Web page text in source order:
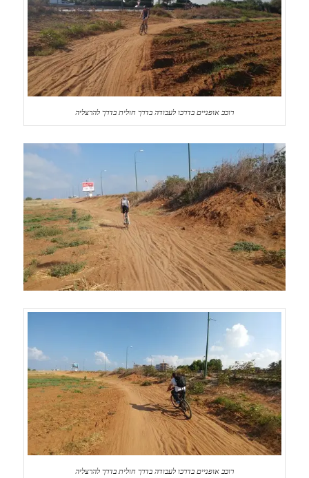
רוכב אופניים בדרכו לעבודה בדרך חולית בדרך להרצליה
רוכב אופניים בדרכו לעבודה בדרך חולית בדרך להרצליה